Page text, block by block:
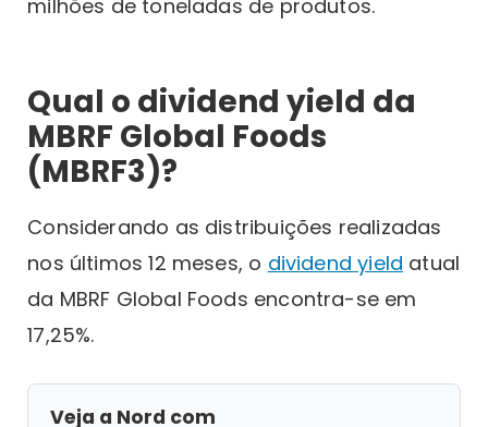
milhões de toneladas de produtos.
Qual o dividend yield da
MBRF Global Foods
(MBRF3)?
Considerando as distribuições realizadas
nos últimos 12 meses, o dividend yield atual
da MBRF Global Foods encontra-se em
17,25%.
Veja a Nord com